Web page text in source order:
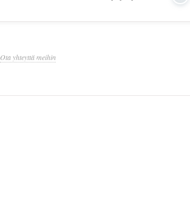
Ota yhteyttä meihin